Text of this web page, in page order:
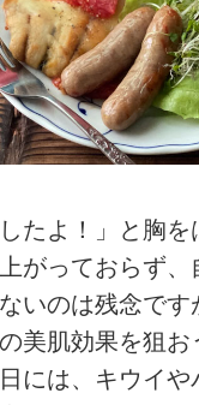
たよ！」と胸
がっておらず、
いのは残念です
美肌効果を狙お
には、キウイや